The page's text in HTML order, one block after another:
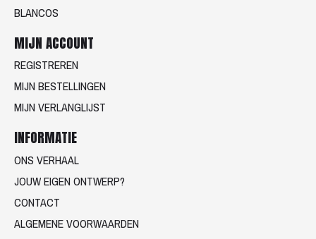
BLANCOS
MIJN ACCOUNT
REGISTREREN
MIJN BESTELLINGEN
MIJN VERLANGLIJST
INFORMATIE
ONS VERHAAL
JOUW EIGEN ONTWERP?
CONTACT
ALGEMENE VOORWAARDEN